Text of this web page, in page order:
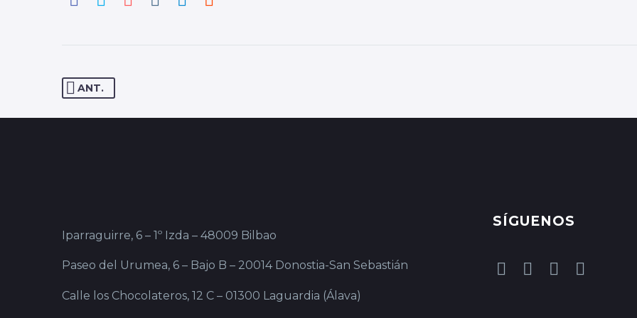
ANT.
Iparraguirre, 6 – 1º Izda – 48009 Bilbao
Paseo del Urumea, 6 – Bajo B – 20014 Donostia-San Sebastián
Calle los Chocolateros, 12 C – 01300 Laguardia (Álava)
SÍGUENOS